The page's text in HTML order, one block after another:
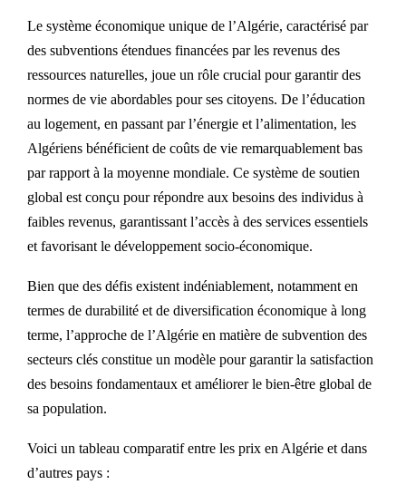
Le système économique unique de l’Algérie, caractérisé par
des subventions étendues financées par les revenus des
ressources naturelles, joue un rôle crucial pour garantir des
normes de vie abordables pour ses citoyens. De l’éducation
au logement, en passant par l’énergie et l’alimentation, les
Algériens bénéficient de coûts de vie remarquablement bas
par rapport à la moyenne mondiale. Ce système de soutien
global est conçu pour répondre aux besoins des individus à
faibles revenus, garantissant l’accès à des services essentiels
et favorisant le développement socio-économique.
Bien que des défis existent indéniablement, notamment en
termes de durabilité et de diversification économique à long
terme, l’approche de l’Algérie en matière de subvention des
secteurs clés constitue un modèle pour garantir la satisfaction
des besoins fondamentaux et améliorer le bien-être global de
sa population.
Voici un tableau comparatif entre les prix en Algérie et dans
d’autres pays :